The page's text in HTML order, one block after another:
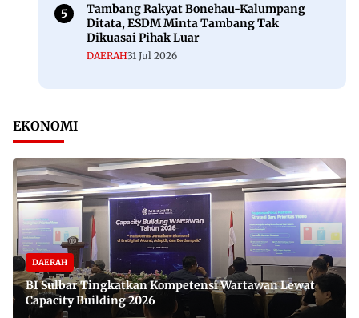
Tambang Rakyat Bonehau-Kalumpang
Ditata, ESDM Minta Tambang Tak
Dikuasai Pihak Luar
DAERAH31 Jul 2026
EKONOMI
DAERAH
BI Sulbar Tingkatkan Kompetensi Wartawan Lewat
Capacity Building 2026